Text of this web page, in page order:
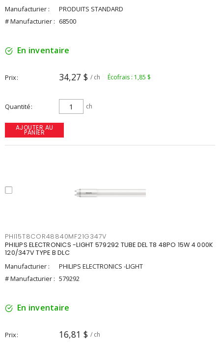
Manufacturier :
PRODUITS STANDARD
# Manufacturier : 68500
En inventaire
Prix 34,27 $ / ch Écofrais : 1,85 $
Quantité ch
AJOUTER AU
PANIER
PHI15T8COR48840MF21G347V
PHILIPS ELECTRONICS -LIGHT 579292 TUBE DEL T8 48PO 15W 4 000K
120/347V TYPE B DLC
Manufacturier :
PHILIPS ELECTRONICS -LIGHT
# Manufacturier : 579292
En inventaire
Prix 16,81 $ / ch